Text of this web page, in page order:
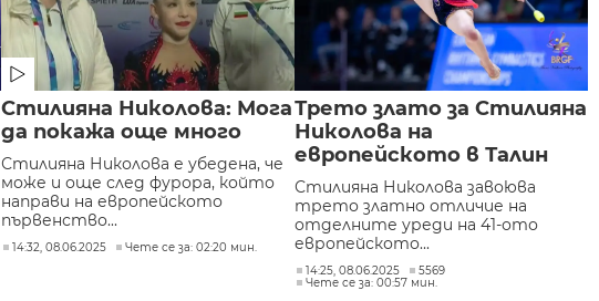
Стилияна Николова: Мога
да покажа още много
Стилияна Николова е убедена, че
може и още след фурора, който
направи на европейското
първенство...
14:32, 08.06.2025 Чете се за: 02:20 мин.
Трето злато за Стилияна
Николова на
европейското в Талин
Стилияна Николова завоюва
трето златно отличие на
отделните уреди на 41-ото
европейското...
14:25, 08.06.2025
5569
Чете се за: 00:57 мин.